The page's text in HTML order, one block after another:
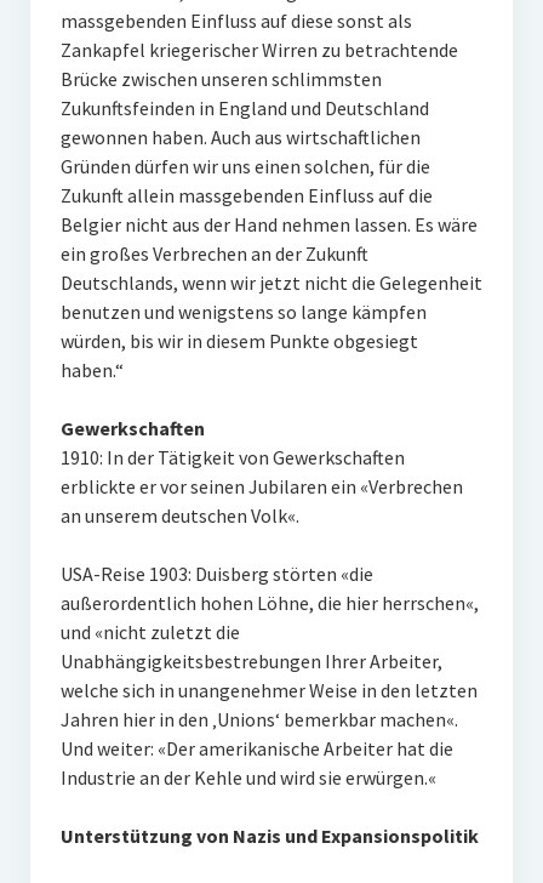
massgebenden Einfluss auf diese sonst als
Zankapfel kriegerischer Wirren zu betrachtende
Brücke zwischen unseren schlimmsten
Zukunftsfeinden in England und Deutschland
gewonnen haben. Auch aus wirtschaftlichen
Gründen dürfen wir uns einen solchen, für die
Zukunft allein massgebenden Einfluss auf die
Belgier nicht aus der Hand nehmen lassen. Es wäre
ein großes Verbrechen an der Zukunft
Deutschlands, wenn wir jetzt nicht die Gelegenheit
benutzen und wenigstens so lange kämpfen
würden, bis wir in diesem Punkte obgesiegt
haben.“
Gewerkschaften
1910: In der Tätigkeit von Gewerkschaften
erblickte er vor seinen Jubilaren ein «Verbrechen
an unserem deutschen Volk«.
USA-Reise 1903: Duisberg störten «die
außerordentlich hohen Löhne, die hier herrschen«,
und «nicht zuletzt die
Unabhängigkeitsbestrebungen Ihrer Arbeiter,
welche sich in unangenehmer Weise in den letzten
Jahren hier in den ‚Unions‘ bemerkbar machen«.
Und weiter: «Der amerikanische Arbeiter hat die
Industrie an der Kehle und wird sie erwürgen.«
Unterstützung von Nazis und Expansionspolitik